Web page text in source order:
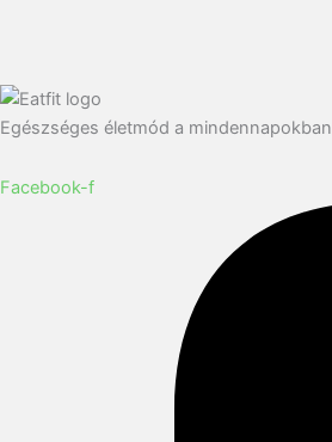
Egészséges életmód a mindennapokban
Facebook-f